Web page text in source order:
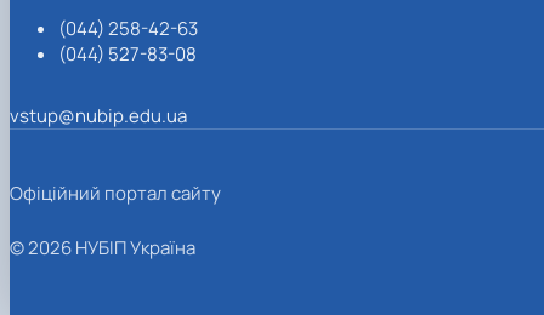
(044) 258-42-63
(044) 527-83-08
vstup@nubip.edu.ua
Офіційний портал сайту
© 2026 НУБІП Україна